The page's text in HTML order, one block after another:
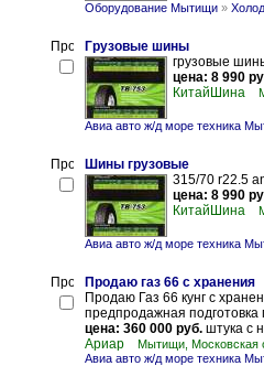
Оборудование Мытищи »
Грузовые шины
грузовые
цена: 8 990
КитайШина
Авиа авто ж/д море техника
Шины грузовые
315/70 r22.5
цена: 8 990
КитайШина
Авиа авто ж/д море техника
Продаю газ 66 с хранения
Продаю Газ 66 кунг с
предпродажная подготовка
цена: 360 000 руб. штука с
Ариар
Мытищи, Московская
Авиа авто ж/д море техника